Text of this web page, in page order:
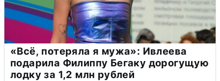
«Всё, потеряла я мужа»: Ивлеева
подарила Филиппу Бегаку дорогущую
лодку за 1,2 млн рублей